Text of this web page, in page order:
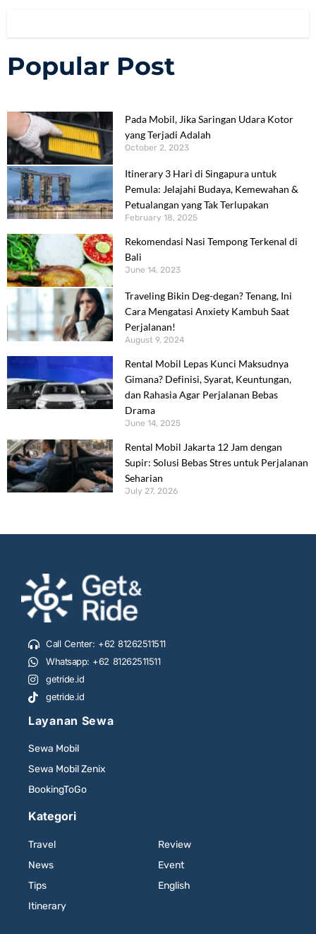
Popular Post
Pada Mobil, Jika Saringan Udara Kotor
yang Terjadi Adalah
October 2, 2023
Itinerary 3 Hari di Singapura untuk
Pemula: Jelajahi Budaya, Kemewahan &
Petualangan yang Tak Terlupakan
February 18, 2025
Rekomendasi Nasi Tempong Terkenal di
Bali
June 14, 2023
Traveling Bikin Deg-degan? Tenang, Ini
Cara Mengatasi Anxiety Kambuh Saat
Perjalanan!
August 9, 2024
Rental Mobil Lepas Kunci Maksudnya
Gimana? Definisi, Syarat, Keuntungan,
dan Rahasia Agar Perjalanan Bebas
Drama
June 14, 2025
Rental Mobil Jakarta 12 Jam dengan
Supir: Solusi Bebas Stres untuk Perjalanan
Seharian
July 27, 2026
Call Center: +62 81262511511
Whatsapp: +62 81262511511
getride.id
getride.id
Layanan Sewa
Sewa Mobil
Sewa Mobil Zenix
BookingToGo
Kategori
Travel
News
Tips
Itinerary
Review
Event
English